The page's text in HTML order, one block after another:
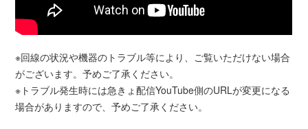
※回線の状況や機器のトラブル等により、ご覧いただけない場合
がございます。予めご了承ください。
※トラブル発生時には急きょ配信YouTube側のURLが変更になる
場合がありますので、予めご了承ください。